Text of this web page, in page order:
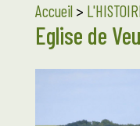
Accueil>
Eglise de